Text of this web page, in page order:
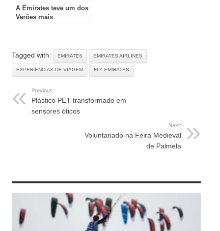
A Emirates teve um dos
Verões mais
Tagged with: EMIRATES EMIRATES AIRLINES
EXPERIENCIAS DE VIAGEM FLY EMIRATES
Previous:
Plástico PET transformado em
sensores óticos
Next:
Voluntariado na Feira Medieval
de Palmela